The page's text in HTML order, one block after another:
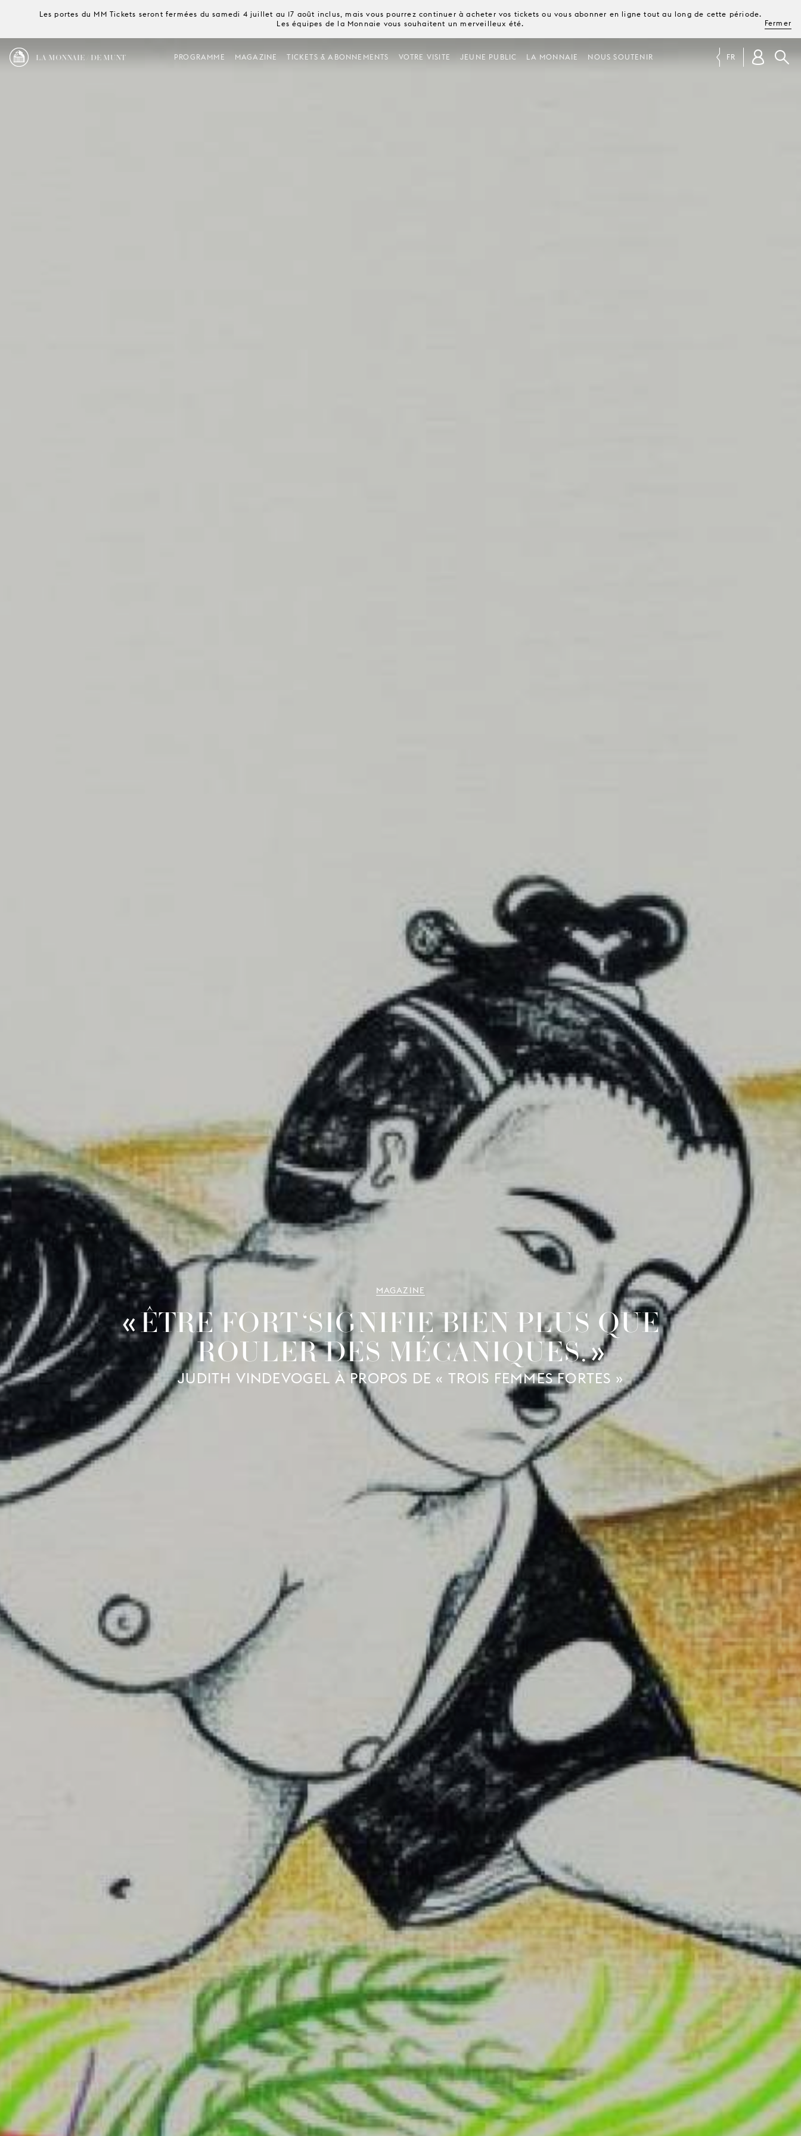
Les portes du MM Tickets seront fermées du samedi 4 juillet au 17 août inclus, mais vous pourrez continuer à acheter vos tickets ou vous abonner en ligne tout au long de cette période.
Les équipes de la Monnaie vous souhaitent un merveilleux été.
Fermer
LA MONNAIE / DE MUNT PROGRAMME MAGAZINE TICKETS & ABONNEMENTS VOTRE VISITE JEUNE PUBLIC LA MONNAIE NOUS SOUTENIR FR
MAGAZINE
ÊTRE FORT ‘SIGNIFIE BIEN PLUS QUE
ROULER DES MÉCANIQUES.
JUDITH VINDEVOGEL À PROPOS DE « TROIS FEMMES FORTES »